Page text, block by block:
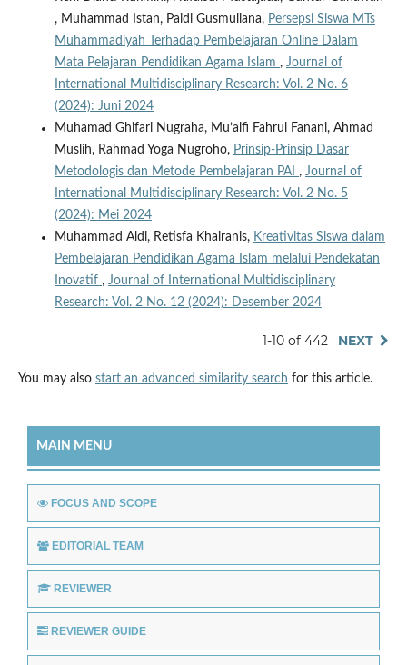
, Muhammad Istan, Paidi Gusmuliana, Persepsi Siswa MTs
Muhammadiyah Terhadap Pembelajaran Online Dalam
Mata Pelajaran Pendidikan Agama Islam , Journal of
International Multidisciplinary Research: Vol. 2 No. 6
(2024): Juni 2024
Muhamad Ghifari Nugraha, Mu’alfi Fahrul Fanani, Ahmad
Muslih, Rahmad Yoga Nugroho, Prinsip-Prinsip Dasar
Metodologis dan Metode Pembelajaran PAI , Journal of
International Multidisciplinary Research: Vol. 2 No. 5
(2024): Mei 2024
Muhammad Aldi, Retisfa Khairanis, Kreativitas Siswa dalam
Pembelajaran Pendidikan Agama Islam melalui Pendekatan
Inovatif , Journal of International Multidisciplinary
Research: Vol. 2 No. 12 (2024): Desember 2024
1-10 of 442 NEXT
You may also start an advanced similarity search for this article.
MAIN MENU
FOCUS AND SCOPE
EDITORIAL TEAM
REVIEWER
REVIEWER GUIDE